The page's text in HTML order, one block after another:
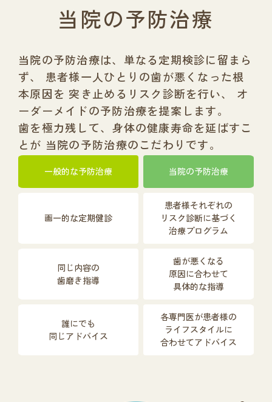
当院の予防治療
当院の予防治療は、単なる定期検診に留まら
ず、
患者様一人ひとりの歯が悪くなった根
本原因を 突き止めるリスク診断を行い、
オ
ーダーメイドの予防治療を提案します。
歯を極力残して、身体の健康寿命を延ばすこ
とが 当院の予防治療のこだわりです。
一般的な予防治療 当院の予防治療
画一的な定期健診
患者様それぞれの
リスク診断に基づく
治療プログラム
同じ内容の
歯磨き指導
歯が悪くなる
原因に合わせて
具体的な指導
誰にでも
同じアドバイス
各専門医が患者様の
ライフスタイルに
合わせてアドバイス